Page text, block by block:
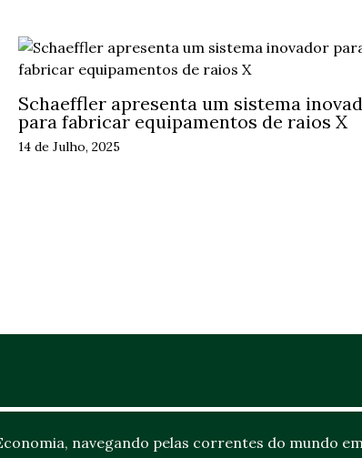
Schaeffler apresenta um sistema
para fabricar equipamentos de raios X
14 de Julho, 2025
navegando pelas correntes do mundo